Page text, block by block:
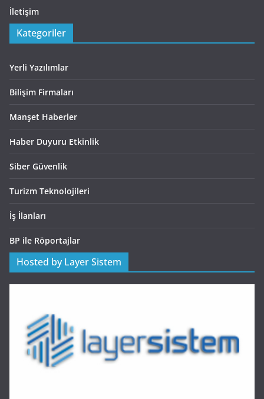
İletişim
Kategoriler
Yerli Yazılımlar
Bilişim Firmaları
Manşet Haberler
Haber Duyuru Etkinlik
Siber Güvenlik
Turizm Teknolojileri
İş İlanları
BP ile Röportajlar
Hosted by Layer Sistem